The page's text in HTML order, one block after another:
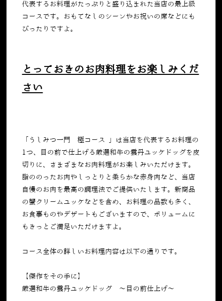
代表するお料理がたっぷりと盛り込まれた当店の最上級
コースです。おもてなしのシーンやお祝いの席などにも
ぴったりですよ。
とっておきのお肉料理をお楽しみくだ
さい
「うしみつ一門 極コース 」は当店を代表するお料理の
1つ、目の前で仕上げる厳選和牛の雲丹ユッケドッグを皮
切りに、さまざまなお肉料理がお楽しみいただけます。
脂ののったお肉やしっとりと柔らかな赤身肉など、当店
自慢のお肉を最高の調理法でご提供いたします。新商品
の蟹クリームユッケなどを含め、 お料理の品数も多く、
お食事ものやデザートもございますので、ボリュームに
もきっとご満足いただけますよ。
コース全体の詳しいお料理内容は以下の通りです。
【傑作をその手に】
厳選和牛の雲丹ユッケドッグ ～目の前仕上げ～